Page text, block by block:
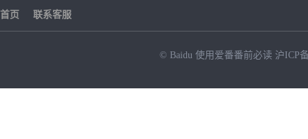
首页 联系客服
© Baidu 使用爱番番前必读 沪ICP